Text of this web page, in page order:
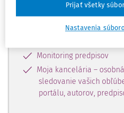
Vďaka registrácii
vybranému
Monitoring predpisov
Moja kancelária –
sledovanie vašich
portálu, autorov,
Nastavenia
Prijať všetky